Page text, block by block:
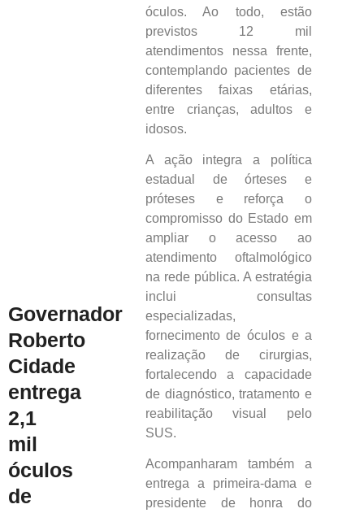
Governador
Roberto
Cidade
entrega
2,1
mil
óculos
de
óculos. Ao todo, estão
previstos 12 mil
atendimentos nessa frente,
contemplando pacientes de
diferentes faixas etárias,
entre crianças, adultos e
idosos.
A ação integra a política
estadual de órteses e
próteses e reforça o
compromisso do Estado em
ampliar o acesso ao
atendimento oftalmológico
na rede pública. A estratégia
inclui consultas
especializadas,
fornecimento de óculos e a
realização de cirurgias,
fortalecendo a capacidade
de diagnóstico, tratamento e
reabilitação visual pelo
SUS.
Acompanharam também a
entrega a primeira-dama e
presidente de honra do